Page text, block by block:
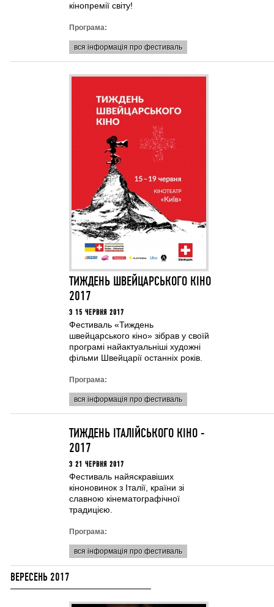
кінопремії світу!
Програма:
вся інформація про фестиваль
ТИЖДЕНЬ ШВЕЙЦАРСЬКОГО КІНО
2017
З 15 ЧЕРВНЯ 2017
Фестиваль «Тиждень
швейцарського кіно» зібрав у своїй
програмі найактуальніші художні
фільми Швейцарії останніх років.
Програма:
вся інформація про фестиваль
ТИЖДЕНЬ ІТАЛІЙСЬКОГО КІНО -
2017
З 21 ЧЕРВНЯ 2017
Фестиваль найяскравіших
кіноновинок з Італії, країни зі
славною кінематографічної
традицією.
Програма:
вся інформація про фестиваль
ВЕРЕСЕНЬ 2017